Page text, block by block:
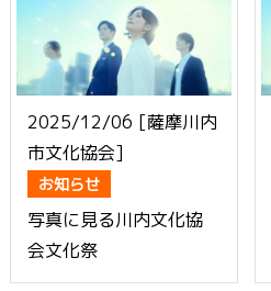
2025/12/06 [薩摩川内
市文化協会]
お知らせ
写真に見る川内文化協
会文化祭